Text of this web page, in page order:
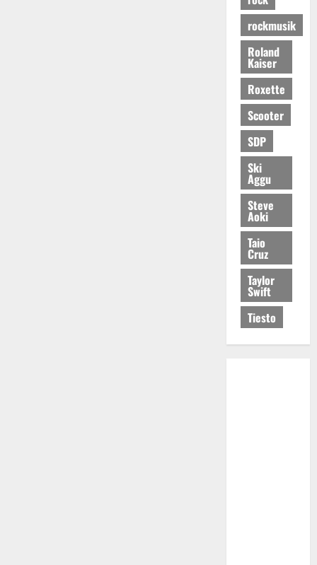
rockmusik
Roland
Kaiser
Roxette
Scooter
SDP
Ski
Aggu
Steve
Aoki
Taio
Cruz
Taylor
Swift
Tiesto